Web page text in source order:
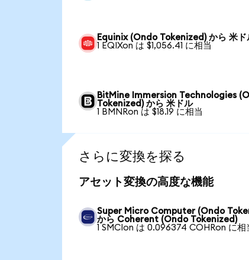
Equinix (Ondo Tokenized) から 米ド
1 EQIXon は $1,056.41 に相当
BitMine Immersion Technologies
Tokenized) から 米ドル
1 BMNRon は $18.19 に相当
さらに変換を探る
アセット変換の高度な機能
Super Micro Computer (Ondo
から Coherent (Ondo Tokenized)
1 SMCIon は 0.096374 COHRon に相